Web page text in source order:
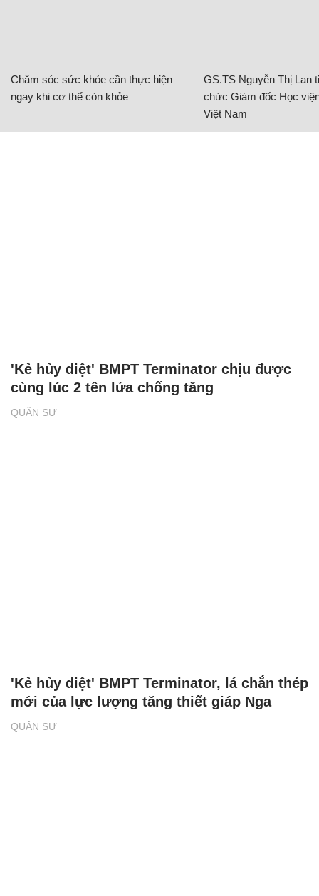
Chăm sóc sức khỏe cần thực hiện
ngay khi cơ thể còn khỏe
GS.TS Nguyễn Thị Lan
chức Giám đốc Học
Việt Nam
QUÂN SỰ
'Kẻ hủy diệt' BMPT Terminator chịu được
cùng lúc 2 tên lửa chống tăng
QUÂN SỰ
'Kẻ hủy diệt' BMPT Terminator, lá chắn thép
mới của lực lượng tăng thiết giáp Nga